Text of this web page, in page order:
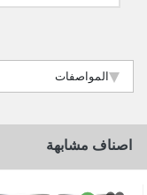
المواصفات
اصناف مشابهة